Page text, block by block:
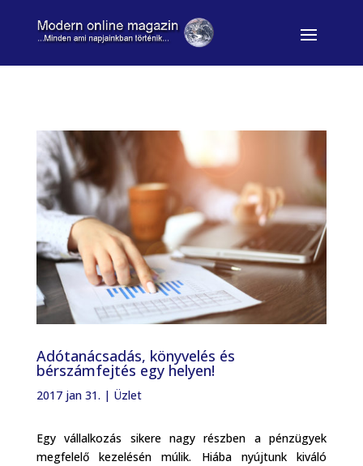
Adótanácsadás, könyvelés és
bérszámfejtés egy helyen!
2017 jan 31. | Üzlet
Egy vállalkozás sikere nagy részben a pénzügyek
megfelelő kezelésén múlik. Hiába nyújtunk kiváló